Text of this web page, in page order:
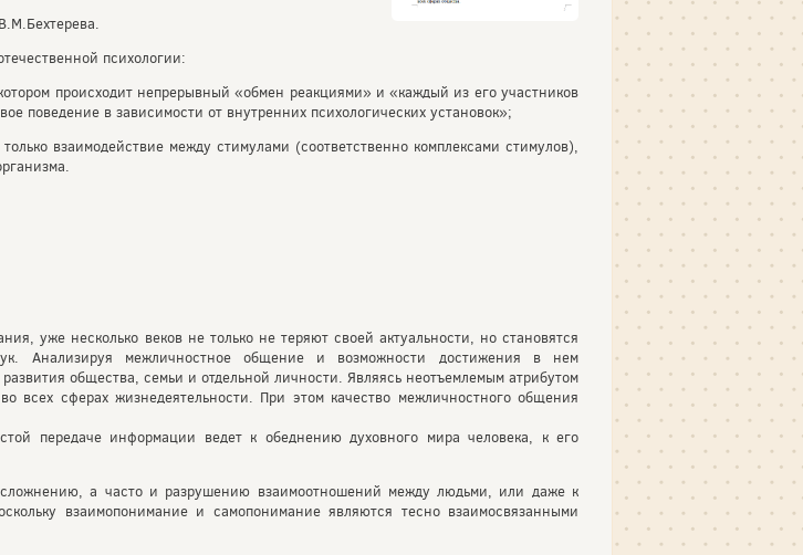
психологии:
происходит непрерывный «обмен реакциями» и «каждый из его участников
поведение в зависимости от внутренних психологических установок»;
взаимодействие между стимулами (соответственно комплексами стимулов),
уже несколько веков не только не теряют своей актуальности, но становятся
Анализируя межличностное общение и возможности достижения в нем
общества, семьи и отдельной личности. Являясь неотъемлемым атрибутом
всех сферах жизнедеятельности. При этом качество межличностного общения
передаче информации ведет к обеднению духовного мира человека, к его
а часто и разрушению взаимоотношений между людьми, или даже к
взаимопонимание и самопонимание являются тесно взаимосвязанными